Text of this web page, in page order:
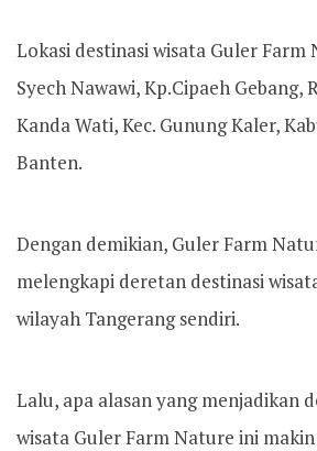
Lokasi destinasi wisata Guler Farm
Syech Nawawi, Kp.Cipaeh Gebang,
Kanda Wati, Kec. Gunung Kaler,
Banten.
Dengan demikian, Guler Farm
melengkapi deretan destinasi
wilayah Tangerang sendiri.
Lalu, apa alasan yang menjadikan
wisata Guler Farm Nature ini